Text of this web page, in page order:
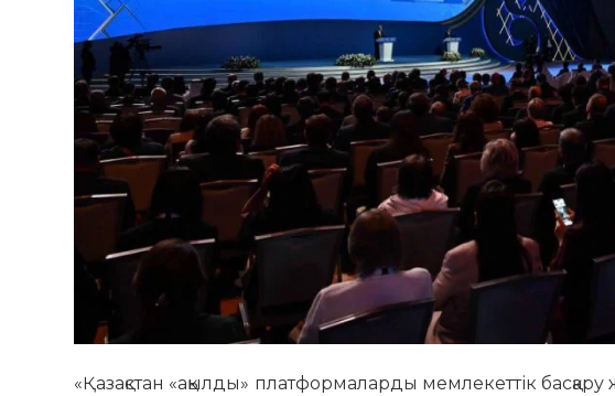
«Қазақстан «ақылды» платформаларды мемлекеттік